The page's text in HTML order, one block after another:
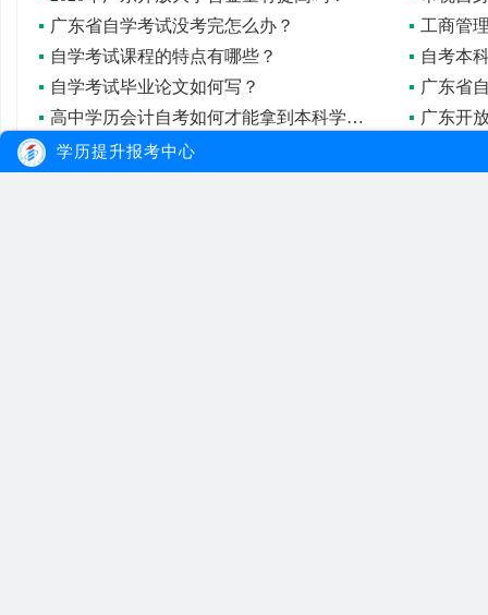
广东省自学考试没考完怎么办？
工商管
自学考试课程的特点有哪些？
自学考试毕业论文如何写？
高中学历会计自考如何才能拿到本科学历？
自考专升本怎么报名
学历提升报考中心